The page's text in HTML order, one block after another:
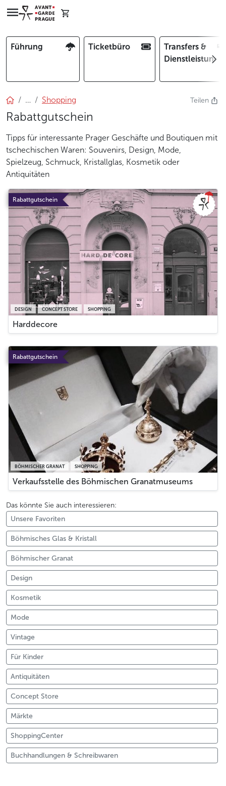
Führung Ticketbüro
Transfers &
… Shopping Teilen
Rabattgutschein
Tipps für interessante Prager Geschäfte und Boutiquen mit
tschechischen Waren: Souvenirs, Design, Mode,
Spielzeug, Schmuck, Kristallglas, Kosmetik oder
Antiquitäten
Rabattgutschein
DESIGN CONCEPT STORE SHOPPING
Harddecore
Rabattgutschein
BÖHMISCHER GRANAT SHOPPING
Verkaufsstelle des Böhmischen Granatmuseums
Das könnte Sie auch interessieren:
Unsere Favoriten
Böhmisches Glas & Kristall
Böhmischer Granat
Design
Kosmetik
Mode
Vintage
Für Kinder
Antiquitäten
Concept Store
Märkte
ShoppingCenter
Buchhandlungen & Schreibwaren